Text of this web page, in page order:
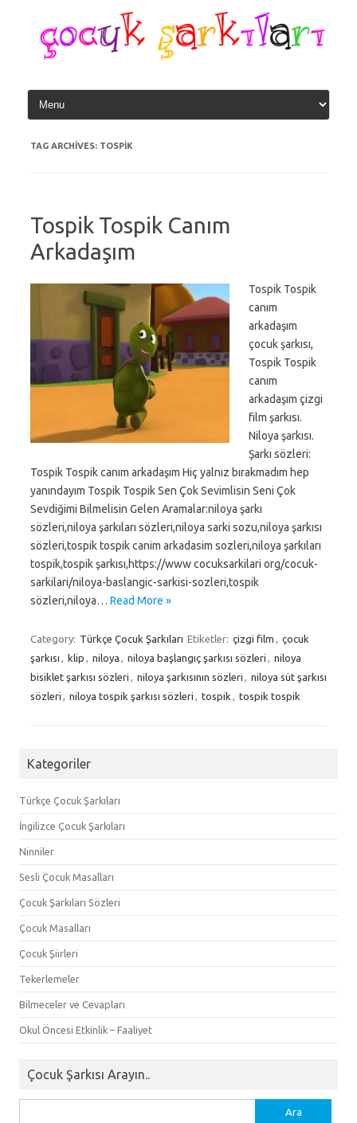
content
TAG ARCHIVES: TOSPIK
Tospik Tospik Canım
Arkadaşım
Tospik Tospik
canım
arkadaşım
çocuk şarkısı,
Tospik Tospik
canım
arkadaşım çizgi
film şarkısı.
Niloya şarkısı.
Şarkı sözleri:
Tospik Tospik canım arkadaşım Hiç yalnız bırakmadım hep
yanındayım Tospik Tospik Sen Çok Sevimlisin Seni Çok
Sevdiğimi Bilmelisin Gelen Aramalar:niloya şarkı
sözleri,niloya şarkıları sözleri,niloya sarki sozu,niloya şarkısı
sözleri,tospik tospik canim arkadasim sozleri,niloya şarkıları
tospik,tospik şarkısı,https://www cocuksarkilari org/cocuk-
sarkilari/niloya-baslangic-sarkisi-sozleri,tospik
sözleri,niloya… Read More »
Category: Türkçe Çocuk Şarkıları Etiketler: çizgi film
çocuk
şarkısı
klip niloya niloya başlangıç şarkısı sözleri
niloya
bisiklet şarkısı sözleri
niloya şarkısının sözleri
niloya süt şarkısı
sözleri
niloya tospik şarkısı sözleri tospik tospik tospik
Kategoriler
Türkçe Çocuk Şarkıları
İngilizce Çocuk Şarkıları
Ninniler
Sesli Çocuk Masalları
Çocuk Şarkıları Sözleri
Çocuk Masalları
Çocuk Şiirleri
Tekerlemeler
Bilmeceler ve Cevapları
Okul Öncesi Etkinlik – Faaliyet
Çocuk Şarkısı Arayın..